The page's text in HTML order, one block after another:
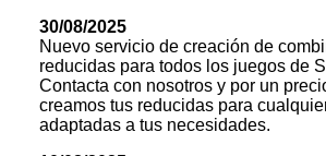
30/08/2025
Nuevo servicio de creación de
reducidas para todos los juegos de
Contacta con nosotros y por un
creamos tus reducidas para
adaptadas a tus necesidades.